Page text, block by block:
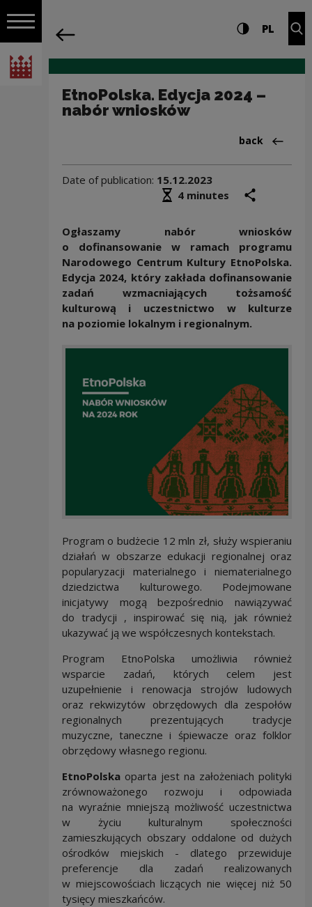
Open navigation
National Centre for Culture Poland
Navigation Settings and search
High contrast
PL
EtnoPolska. Edycja 2024 –
nabór wniosków
Back
back
Date of publication: 15.12.2023
Średni czas czytania
4 minutes
Ogłaszamy nabór wniosków
o dofinansowanie w ramach programu
Narodowego Centrum Kultury EtnoPolska.
Edycja 2024, który zakłada dofinansowanie
zadań wzmacniających tożsamość
kulturową i uczestnictwo w kulturze
na poziomie lokalnym i regionalnym.
Program o budżecie 12 mln zł, służy wspieraniu
działań w obszarze edukacji regionalnej oraz
popularyzacji materialnego i niematerialnego
dziedzictwa kulturowego. Podejmowane
inicjatywy mogą bezpośrednio nawiązywać
do tradycji , inspirować się nią, jak również
ukazywać ją we współczesnych kontekstach.
Program EtnoPolska umożliwia również
wsparcie zadań, których celem jest
uzupełnienie i renowacja strojów ludowych
oraz rekwizytów obrzędowych dla zespołów
regionalnych prezentujących tradycje
muzyczne, taneczne i śpiewacze oraz folklor
obrzędowy własnego regionu.
EtnoPolskaoparta jest na założeniach polityki
zrównoważonego rozwoju i odpowiada
na wyraźnie mniejszą możliwość uczestnictwa
w życiu kulturalnym społeczności
zamieszkujących obszary oddalone od dużych
ośrodków miejskich - dlatego przewiduje
preferencje dla zadań realizowanych
w miejscowościach liczących nie więcej niż 50
tysięcy mieszkańców.